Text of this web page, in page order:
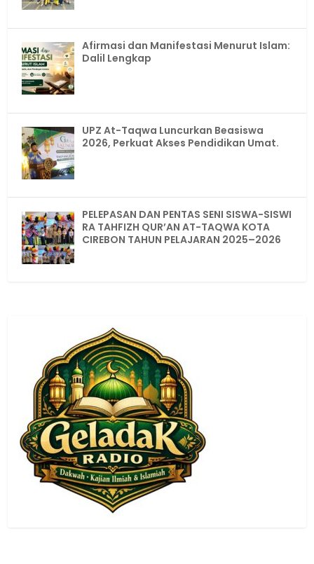
Afirmasi dan Manifestasi Menurut Islam:
Dalil Lengkap
UPZ At-Taqwa Luncurkan Beasiswa
2026, Perkuat Akses Pendidikan Umat.
PELEPASAN DAN PENTAS SENI SISWA-SISWI
RA TAHFIZH QUR’AN AT-TAQWA KOTA
CIREBON TAHUN PELAJARAN 2025–2026